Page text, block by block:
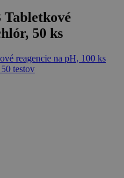
Tabletkové
50 ks